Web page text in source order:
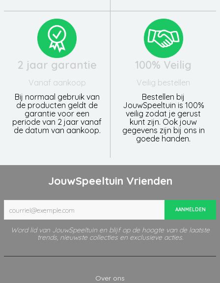
2 jaar garantie
Vanaf aankoop
Bij normaal gebruik van
de producten geldt de
garantie voor een
periode van 2 jaar vanaf
de datum van aankoop.
100% Veilig
Veilig bestellen
Bestellen bij
JouwSpeeltuin is 100%
veilig zodat je gerust
kunt zijn. Ook jouw
gegevens zijn bij ons in
goede handen.
JouwSpeeltuin Vrienden
AANMELDEN
Word lid van JouwSpeeltuin en blijf op de hoogte van de laatste
trends, nieuwste collecties en exclusieve acties.
Over ons